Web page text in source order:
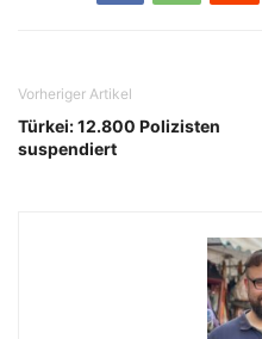
Vorheriger Artikel
Türkei: 12.800 Polizisten
suspendiert